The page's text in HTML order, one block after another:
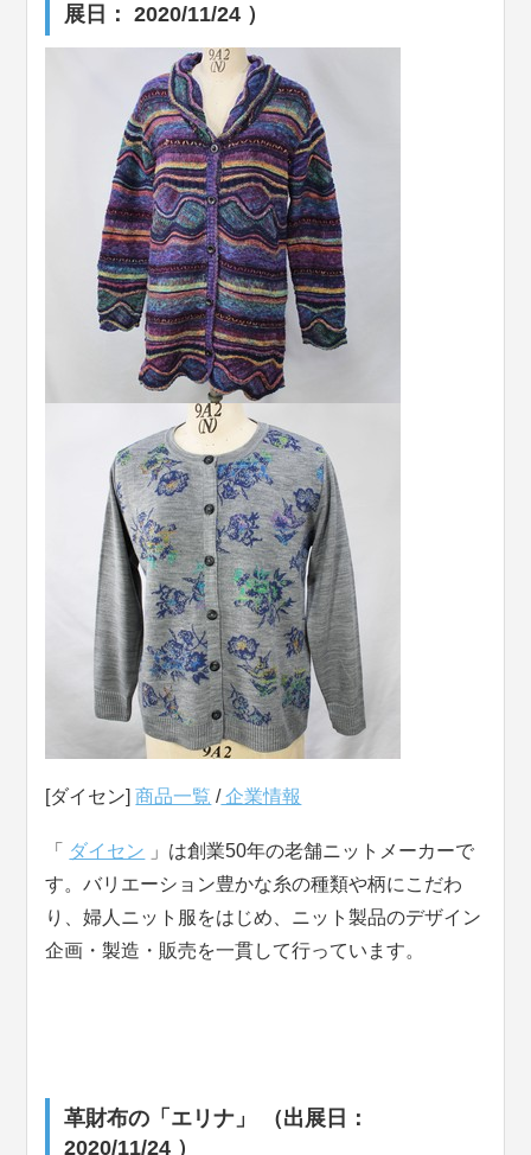
展日： 2020/11/24 ）
[ダイセン]商品一覧 /企業情報
「 ダイセン 」は創業50年の老舗ニットメーカーで
す。バリエーション豊かな糸の種類や柄にこだわ
り、婦人ニット服をはじめ、ニット製品のデザイン
企画・製造・販売を一貫して行っています。
革財布の「エリナ」 （出展日：
2020/11/24 ）